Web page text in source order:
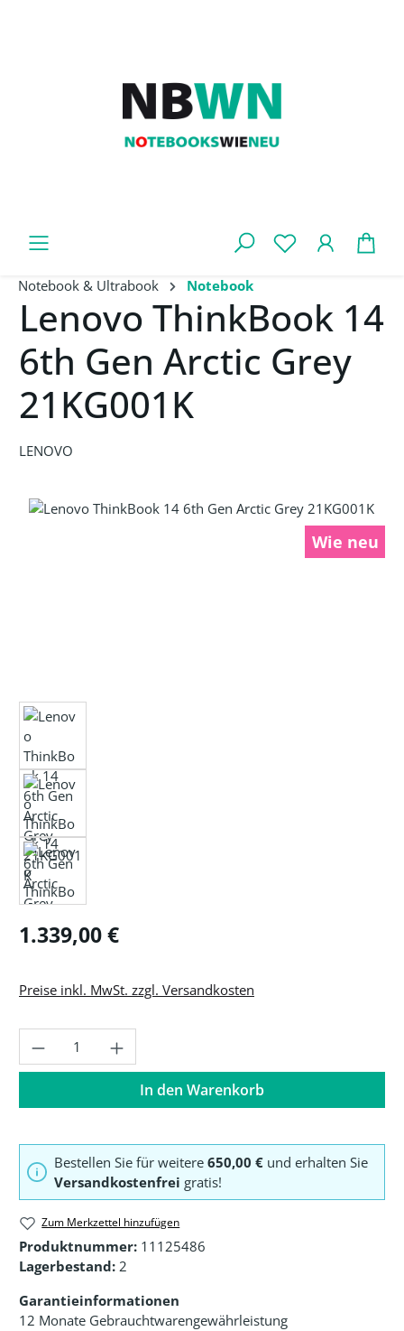
Notebook & Ultrabook Notebook
Lenovo ThinkBook 14
6th Gen Arctic Grey
21KG001K
LENOVO
Bildergalerie überspringen
Wie neu
Regulärer Preis:
1.339,00 €
Preise inkl. MwSt. zzgl. Versandkosten
Produkt Anzahl: Gib den gewünschten
In den Warenkorb
Bestellen Sie für weitere 650,00 € und erhalten Sie
Versandkostenfrei gratis!
Zum Merkzettel hinzufügen
Produktnummer: 11125486
Lagerbestand: 2
Garantieinformationen
12 Monate Gebrauchtwarengewährleistung